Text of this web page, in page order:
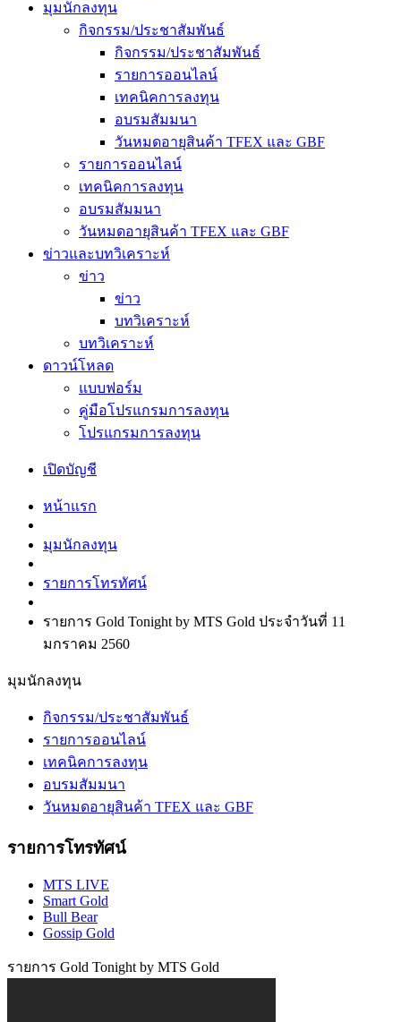
มุมนักลงทุน
กิจกรรม/ประชาสัมพันธ์
กิจกรรม/ประชาสัมพันธ์
รายการออนไลน์
เทคนิคการลงทุน
อบรมสัมมนา
วันหมดอายุสินค้า TFEX และ GBF
รายการออนไลน์
เทคนิคการลงทุน
อบรมสัมมนา
วันหมดอายุสินค้า TFEX และ GBF
ข่าวและบทวิเคราะห์
ข่าว
ข่าว
บทวิเคราะห์
บทวิเคราะห์
ดาวน์โหลด
แบบฟอร์ม
คู่มือโปรแกรมการลงทุน
โปรแกรมการลงทุน
เปิดบัญชี
หน้าแรก
มุมนักลงทุน
รายการโทรทัศน์
รายการ Gold Tonight by MTS Gold ประจำวันที่ 11
มกราคม 2560
มุมนักลงทุน
กิจกรรม/ประชาสัมพันธ์
รายการออนไลน์
เทคนิคการลงทุน
อบรมสัมมนา
วันหมดอายุสินค้า TFEX และ GBF
รายการโทรทัศน์
MTS LIVE
Smart Gold
Bull Bear
Gossip Gold
รายการ Gold Tonight by MTS Gold